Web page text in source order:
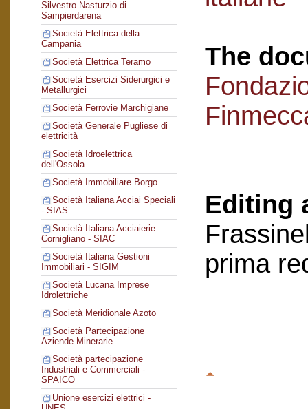
Silvestro Nasturzio di
Sampierdarena
Società Elettrica della
Campania
Società Elettrica Teramo
Società Esercizi Siderurgici e
Metallurgici
Società Ferrovie Marchigiane
Società Generale Pugliese di
elettricità
Società Idroelettrica
dell'Ossola
Società Immobiliare Borgo
Società Italiana Acciai Speciali
- SIAS
Società Italiana Acciaierie
Cornigliano - SIAC
Società Italiana Gestioni
Immobiliari - SIGIM
Società Lucana Imprese
Idrolettriche
Società Meridionale Azoto
Società Partecipazione
Aziende Minerarie
Società partecipazione
Industriali e Commerciali -
SPAICO
Unione esercizi elettrici -
The
Editing
prima